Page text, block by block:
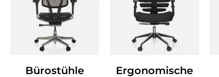
Bürostühle
Ergonomische